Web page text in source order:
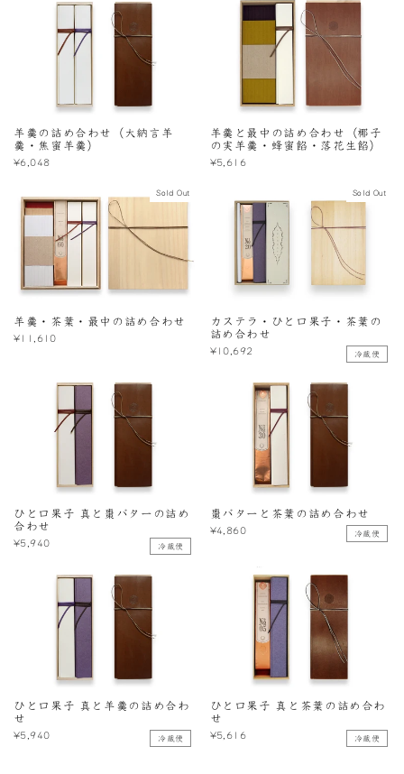
羊羹の詰め合わせ（大納言羊
羹・焦蜜羊羹）
¥6,048
羊羹と最中の詰め合わせ（椰子
の実羊羹・蜂蜜餡・落花生餡）
¥5,616
Sold Out
羊羹・茶葉・最中の詰め合わせ
¥11,610
Sold Out
カステラ・ひと口果子・茶葉の
詰め合わせ
¥10,692 冷蔵便
ひと口果子 真と棗バターの詰め
合わせ
¥5,940 冷蔵便
棗バターと茶葉の詰め合わせ
¥4,860 冷蔵便
ひと口果子 真と羊羹の詰め合わ
せ
¥5,940 冷蔵便
ひと口果子 真と茶葉の詰め合わ
せ
¥5,616 冷蔵便